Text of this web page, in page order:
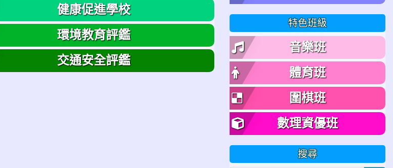
健康促進學校
環境教育評鑑
交通安全評鑑
特色班級
音樂班
體育班
圍棋班
數理資優班
搜尋